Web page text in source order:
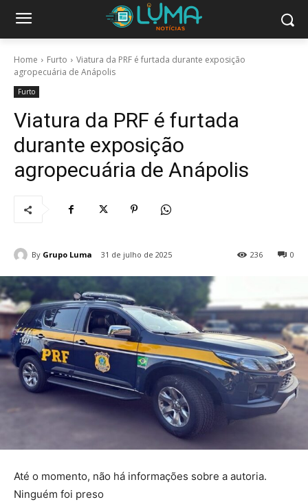
Home Furto
Viatura da PRF é furtada durante exposição
agropecuária de Anápolis
Furto
Viatura da PRF é furtada
durante exposição
agropecuária de Anápolis
By Grupo Luma 31 de julho de 2025 0
236
Até o momento, não há informações sobre a autoria.
Ninguém foi preso